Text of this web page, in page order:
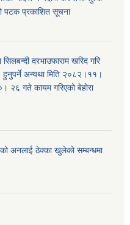
पटक प्रकाशित सूचना
दरभाउफाराम खरिद गरि
अन्यथा मिति २०८२।११।
२६ गते कायम गरिएको बेहोरा
अनलाई ठेक्का खुलेको सम्बन्धमा